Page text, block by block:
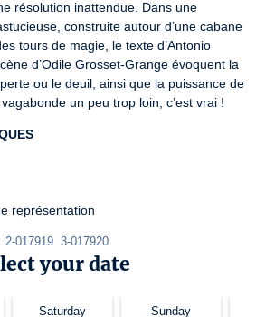
résolution inattendue. Dans une
construite autour d’une cabane
tours de magie, le texte d’Antonio
d’Odile Grosset-Grange évoquent la
ou le deuil, ainsi que la puissance de
un peu trop loin, c’est vrai !
représentation
2-017919  3-017920
your date
Saturday Sunday